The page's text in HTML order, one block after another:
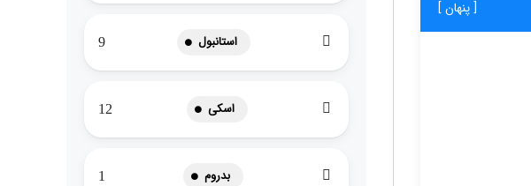
[ پنهان ]
استانبول 9
اسکی 12
بدروم 1